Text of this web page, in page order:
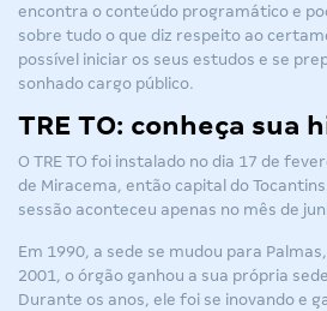
encontra o conteúdo programático e
sobre tudo o que diz respeito ao
possível iniciar os seus estudos e se
sonhado cargo público.
TRE TO: conheça sua
O TRE TO foi instalado no dia 17 de
de Miracema, então capital do
sessão aconteceu apenas no mês de
Em 1990, a sede se mudou para
2001, o órgão ganhou a sua própria
Durante os anos, ele foi se inovando e